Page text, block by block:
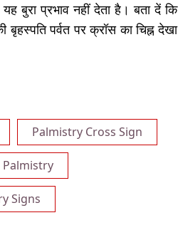
बुरा प्रभाव नहीं देता है। बता दें कि
पर्वत पर क्रॉस का चिह्न देखा
Palmistry Cross Sign
Palmistry
Signs